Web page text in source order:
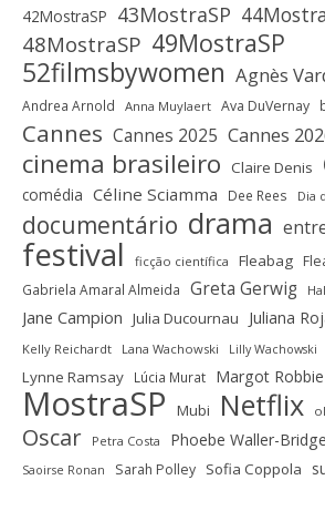
42MostraSP 43MostraSP
48MostraSP 49MostraSP
52filmsbywomen Agnès
Andrea Arnold Anna Muylaert Ava DuVernay
Cannes Cannes 2025 Cannes
cinema brasileiro Claire Denis
comédia Céline Sciamma Dee Rees Dia
documentário drama
festival ficção científica Fleabag
Gabriela Amaral Almeida Greta Gerwig
Jane Campion Julia Ducournau Juliana
Kelly Reichardt Lana Wachowski Lilly Wachowski
Lynne Ramsay Lúcia Murat Margot Robbie
MostraSP Mubi Netflix
Oscar Petra Costa Phoebe Waller-Bridge
Saoirse Ronan Sarah Polley Sofia Coppola